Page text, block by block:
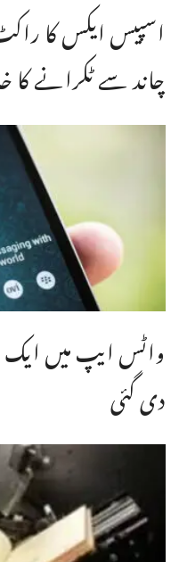
اسپیس ایکس کا
چاند سے ٹکرانے کا
واٹس ایپ میں
دی گئی